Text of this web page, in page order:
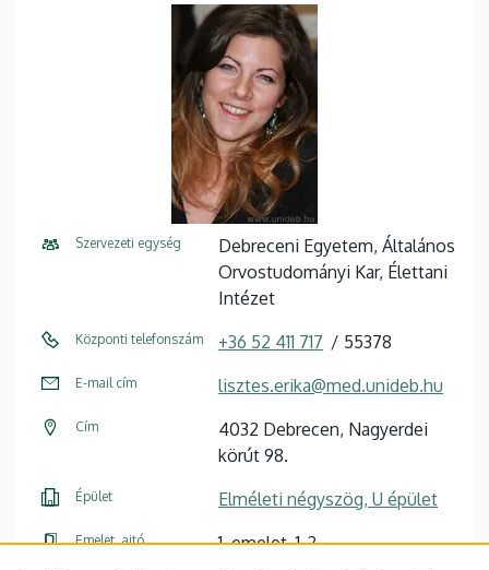
Szervezeti egység
Debreceni Egyetem, Általános
Orvostudományi Kar, Élettani
Intézet
Központi telefonszám +36 52 411 717 55378
E-mail cím lisztes.erika@med.unideb.hu
Cím
4032 Debrecen, Nagyerdei
körút 98.
Épület Elméleti négyszög, U épület
Emelet, ajtó 1. emelet, 1-2